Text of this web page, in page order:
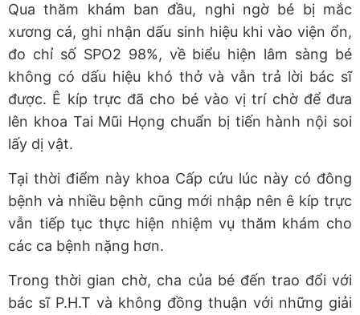
Qua thăm khám ban đầu, nghi ngờ bé bị mắc
xương cá, ghi nhận dấu sinh hiệu khi vào viện ổn,
đo chỉ số SPO2 98%, về biểu hiện lâm sàng bé
không có dấu hiệu khó thở và vẫn trả lời bác sĩ
được. Ê kíp trực đã cho bé vào vị trí chờ để đưa
lên khoa Tai Mũi Họng chuẩn bị tiến hành nội soi
lấy dị vật.
Tại thời điểm này khoa Cấp cứu lúc này có đông
bệnh và nhiều bệnh cũng mới nhập nên ê kíp trực
vẫn tiếp tục thực hiện nhiệm vụ thăm khám cho
các ca bệnh nặng hơn.
Trong thời gian chờ, cha của bé đến trao đổi với
bác sĩ P.H.T và không đồng thuận với những giải